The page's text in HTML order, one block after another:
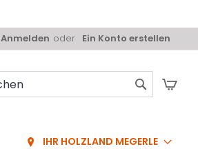
Anmelden Ein Konto erstellen
IHR HOLZLAND MEGERLE